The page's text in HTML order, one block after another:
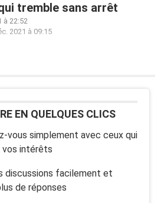
tremble sans arrêt
à 22:52
2021 à 09:15
EN QUELQUES CLICS
vous simplement avec ceux qui
intérêts
discussions facilement et
de réponses